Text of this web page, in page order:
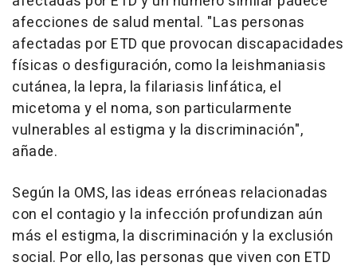
afecciones de salud mental. "Las personas
afectadas por ETD que provocan discapacidades
físicas o desfiguración, como la leishmaniasis
cutánea, la lepra, la filariasis linfática, el
micetoma y el noma, son particularmente
vulnerables al estigma y la discriminación",
añade.
Según la OMS, las ideas erróneas relacionadas
con el contagio y la infección profundizan aún
más el estigma, la discriminación y la exclusión
social. Por ello, las personas que viven con ETD